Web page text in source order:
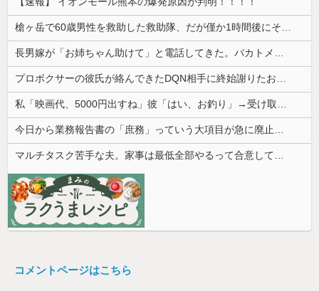
コメントページはこちら